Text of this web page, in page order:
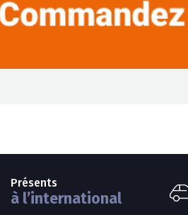
Présents
à l’international